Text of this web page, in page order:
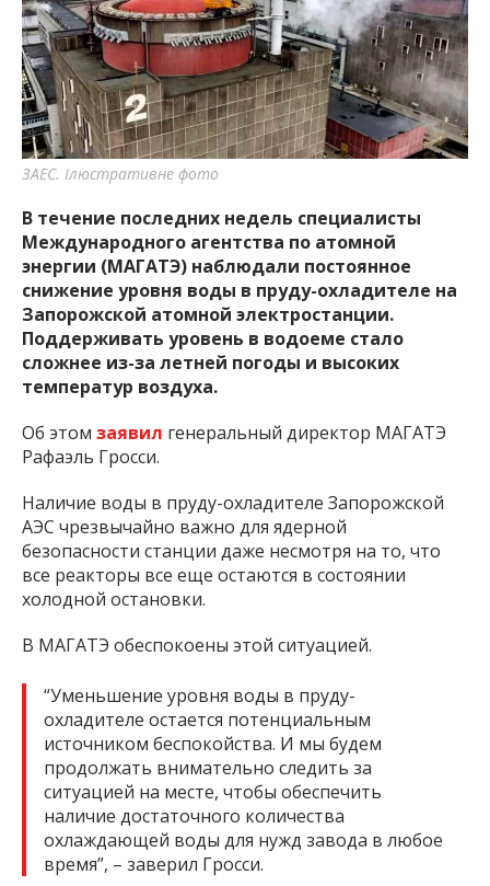
ЗАЕС. Ілюстративне фото
В течение последних недель специалисты
Международного агентства по атомной
энергии (МАГАТЭ) наблюдали постоянное
снижение уровня воды в пруду-охладителе на
Запорожской атомной электростанции.
Поддерживать уровень в водоеме стало
сложнее из-за летней погоды и высоких
температур воздуха.
Об этом заявил генеральный директор МАГАТЭ
Рафаэль Гросси.
Наличие воды в пруду-охладителе Запорожской
АЭС чрезвычайно важно для ядерной
безопасности станции даже несмотря на то, что
все реакторы все еще остаются в состоянии
холодной остановки.
В МАГАТЭ обеспокоены этой ситуацией.
“Уменьшение уровня воды в пруду-
охладителе остается потенциальным
источником беспокойства. И мы будем
продолжать внимательно следить за
ситуацией на месте, чтобы обеспечить
наличие достаточного количества
охлаждающей воды для нужд завода в любое
время”, – заверил Гросси.